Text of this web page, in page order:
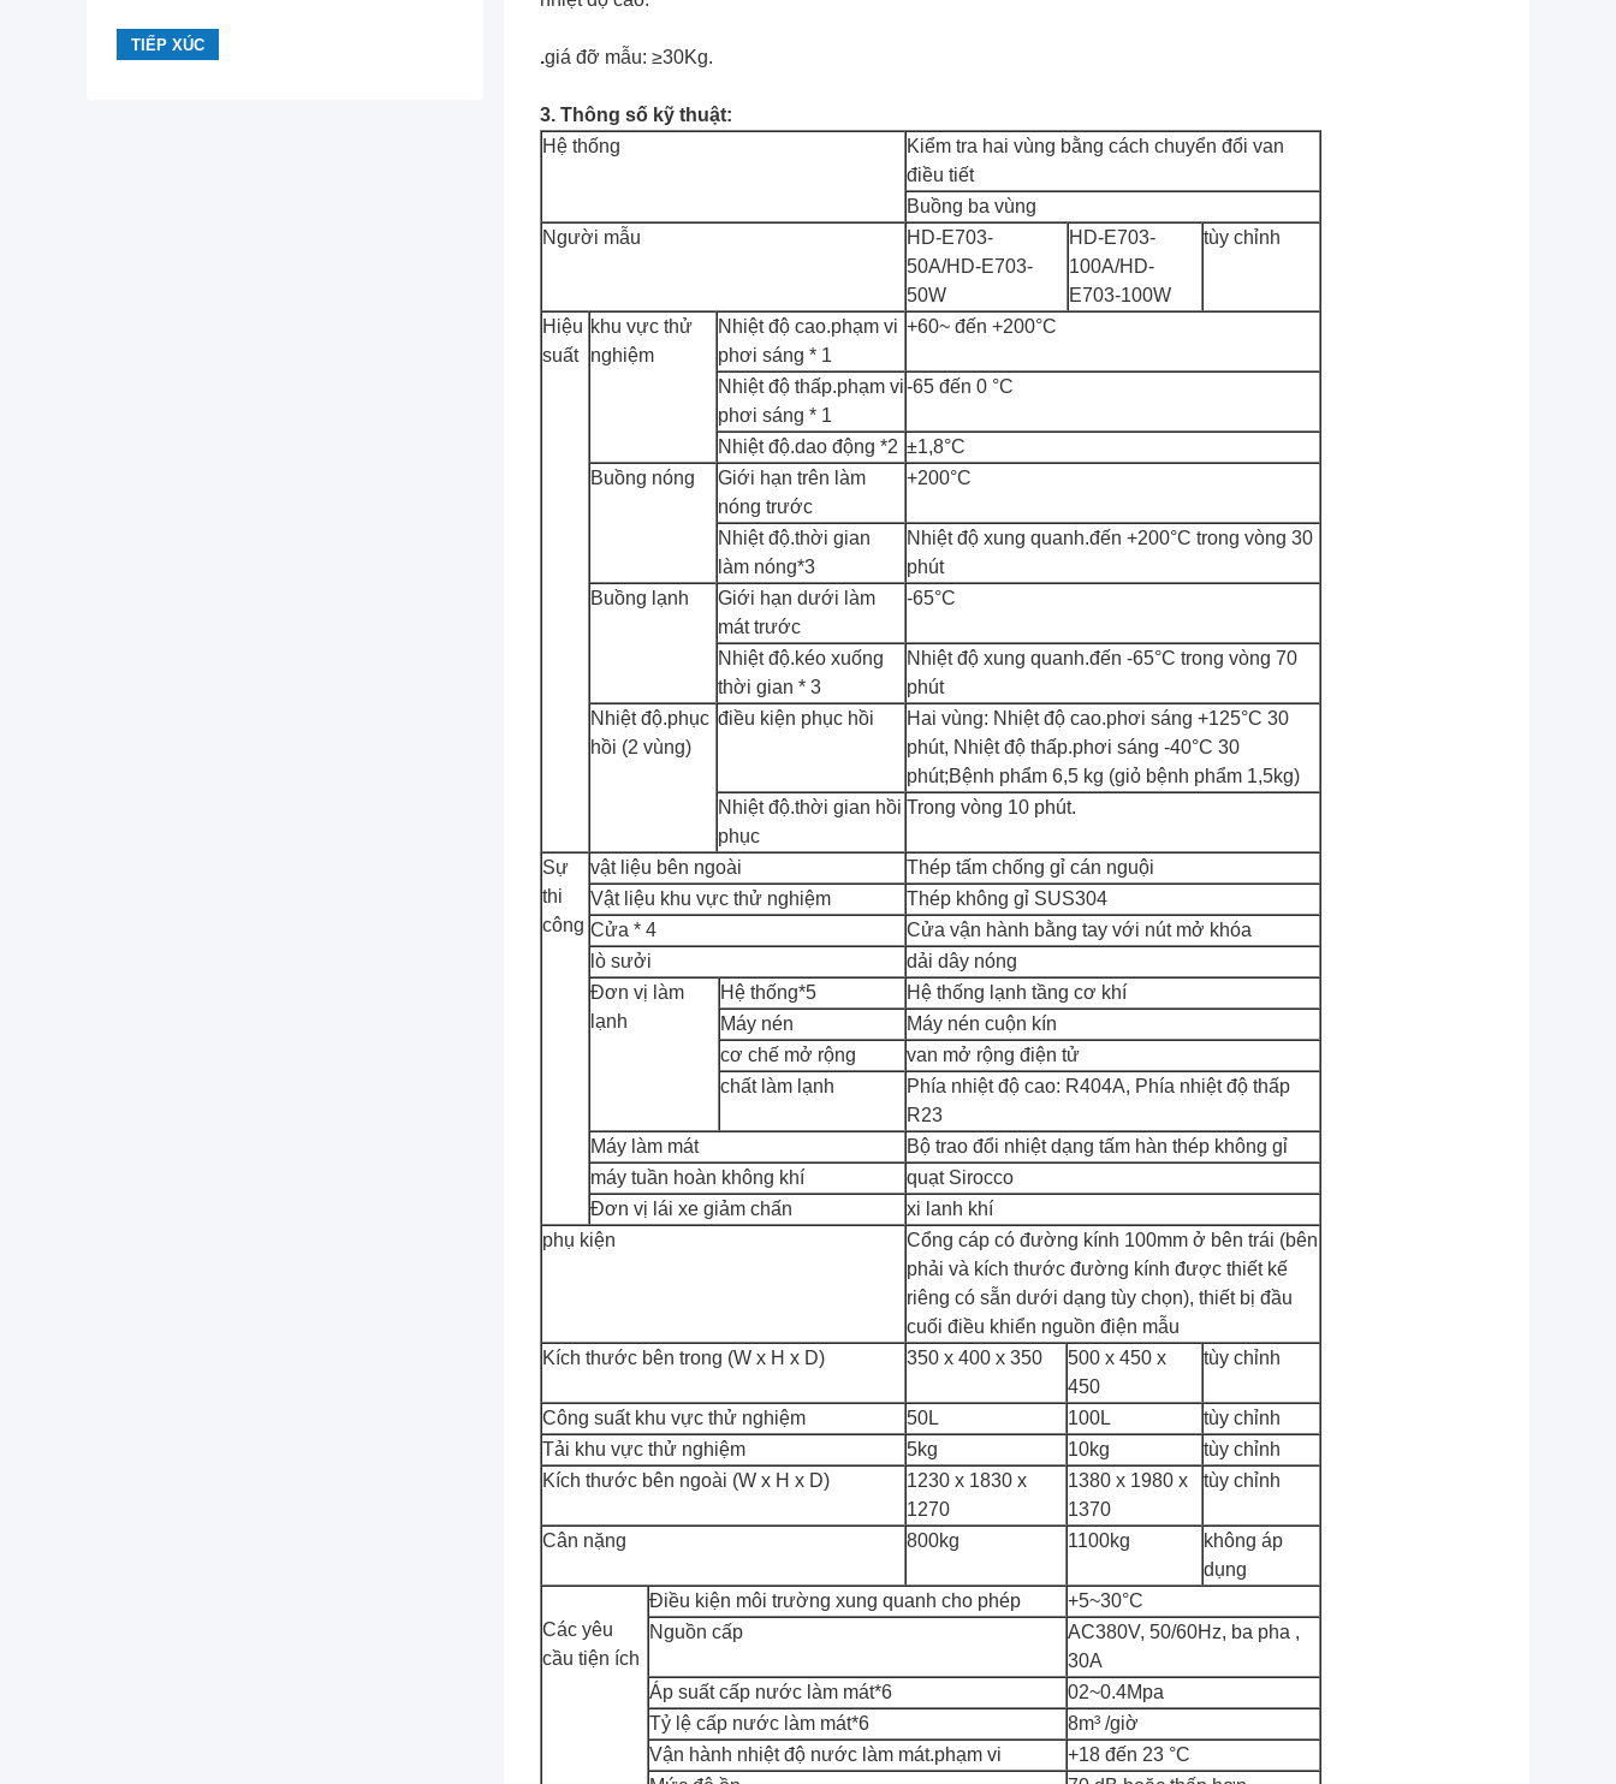
.giá đỡ mẫu: ≥30Kg.
3. Thông số kỹ thuật:
Hệ thống
Kiểm tra hai vùng bằng cách chuyển đổi van
điều tiết
Buồng ba vùng
Người mẫu
HD-E703-
50A/HD-E703-
50W
HD-E703-
100A/HD-
E703-100W
tùy chỉnh
Hiệu
suất
khu vực thử
nghiệm
Nhiệt độ cao.phạm vi
phơi sáng * 1
+60~ đến +200°C
Nhiệt độ thấp.phạm vi
phơi sáng * 1
-65 đến 0 °C
Nhiệt độ.dao động *2 ±1,8°C
Buồng nóng
Giới hạn trên làm
nóng trước
+200°C
Nhiệt độ.thời gian
làm nóng*3
Nhiệt độ xung quanh.đến +200°C trong vòng 30
phút
Buồng lạnh
Giới hạn dưới làm
mát trước
-65°C
Nhiệt độ.kéo xuống
thời gian * 3
Nhiệt độ xung quanh.đến -65°C trong vòng 70
phút
Nhiệt độ.phục
hồi (2 vùng)
điều kiện phục hồi
Hai vùng: Nhiệt độ cao.phơi sáng +125°C 30
phút, Nhiệt độ thấp.phơi sáng -40°C 30
phút;Bệnh phẩm 6,5 kg (giỏ bệnh phẩm 1,5kg)
Nhiệt độ.thời gian hồi
phục
Trong vòng 10 phút.
Sự
thi
công
vật liệu bên ngoài
Thép tấm chống gỉ cán nguội
Vật liệu khu vực thử nghiệm
Thép không gỉ SUS304
Cửa * 4
Cửa vận hành bằng tay với nút mở khóa
lò sưởi
dải dây nóng
Đơn vị làm
lạnh
Hệ thống*5
Hệ thống lạnh tầng cơ khí
Máy nén
Máy nén cuộn kín
cơ chế mở rộng
van mở rộng điện tử
chất làm lạnh
Phía nhiệt độ cao: R404A, Phía nhiệt độ thấp
R23
Máy làm mát
Bộ trao đổi nhiệt dạng tấm hàn thép không gỉ
máy tuần hoàn không khí
quạt Sirocco
Đơn vị lái xe giảm chấn
xi lanh khí
phụ kiện
Cổng cáp có đường kính 100mm ở bên trái (bên
phải và kích thước đường kính được thiết kế
riêng có sẵn dưới dạng tùy chọn), thiết bị đầu
cuối điều khiển nguồn điện mẫu
Kích thước bên trong (W x H x D)
350 x 400 x 350
500 x 450 x
450
tùy chỉnh
Công suất khu vực thử nghiệm 50L 100L
tùy chỉnh
Tải khu vực thử nghiệm
5kg 10kg
tùy chỉnh
Kích thước bên ngoài (W x H x D)
1230 x 1830 x
1270
1380 x 1980 x
1370
tùy chỉnh
Cân nặng 800kg 1100kg
không áp
dụng
Các yêu
cầu tiện ích
Điều kiện môi trường xung quanh cho phép
+5~30°C
Nguồn cấp
AC380V, 50/60Hz, ba pha ,
30A
Áp suất cấp nước làm mát*6
02~0.4Mpa
Tỷ lệ cấp nước làm mát*6
8m³ /giờ
Vận hành nhiệt độ nước làm mát.phạm vi
+18 đến 23 °C